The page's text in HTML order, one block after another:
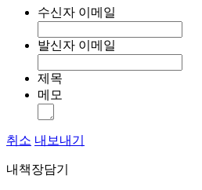
수신자 이메일
발신자 이메일
제목
메모
취소 내보내기
내책장담기